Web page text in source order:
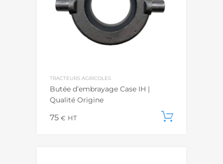
TRACTEURS AGRICOLES
Butée d’embrayage Case IH |
Qualité Origine
75 € HT